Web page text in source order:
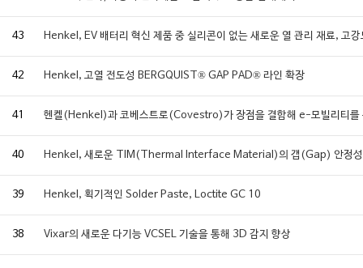
43 Henkel, EV 배터리 혁신 제품 중 실리콘이 없는 새로운 열 관리 재료, 고
42 Henkel, 고열 전도성 BERGQUIST® GAP PAD® 라인 확장
41 헨켈(Henkel)과 코베스트로(Covestro)가 장점을 결합해 e-모빌리티를
40 Henkel, 새로운 TIM(Thermal Interface Material)의 갭(Gap) 안정성
39 Henkel, 획기적인 Solder Paste, Loctite GC 10
38 Vixar의 새로운 다기능 VCSEL 기술을 통해 3D 감지 향상